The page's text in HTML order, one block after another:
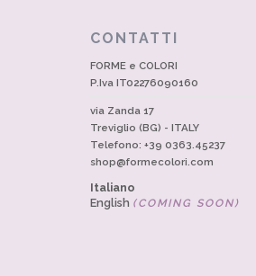
CONTATTI
FORME e COLORI
P.Iva IT02276090160
via Zanda 17
Treviglio (BG) - ITALY
Telefono: +39 0363.45237
shop@formecolori.com
Italiano
English (COMING SOON)